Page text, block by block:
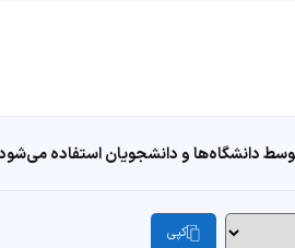
دانشگاه‌ها و دانشجویان استفاده
کپی